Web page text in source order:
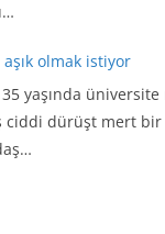
aşık olmak istiyor
yaşında
dürüşt mert bir